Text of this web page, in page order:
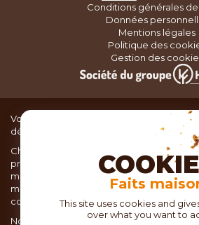
Conditions générales
Données
Mentions légales
Politique des
Gestion des
Vous recherchez du matériel de cuisine
délicieux plats ou des pâtisseries dignes
Chez TOC, boutique d’ustensiles de
proposons une large sélection de
marques de matériel de cuisine:
matériel de cuisson, service de table,
coutellerie, set picnic.
Nous vous réservons un accueil
Faits
This site uses cookies and
over what you want to